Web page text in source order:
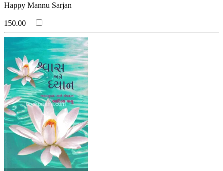
Happy Mannu Sarjan
150.00